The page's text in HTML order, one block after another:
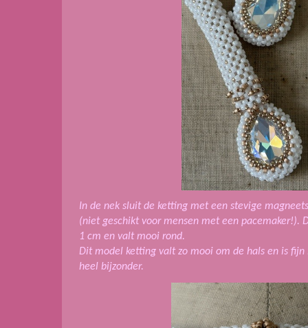
In de nek sluit de ketting met een stevige
(niet geschikt voor mensen met een pacemaker!).
1 cm en valt mooi rond.
Dit model ketting valt zo mooi om de hals en is
heel bijzonder.